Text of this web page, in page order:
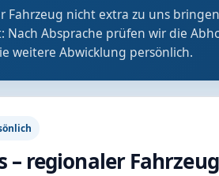
Fahrzeug nicht extra zu uns
Nach Absprache prüfen wir die
weitere Abwicklung persönlich.
– regionaler